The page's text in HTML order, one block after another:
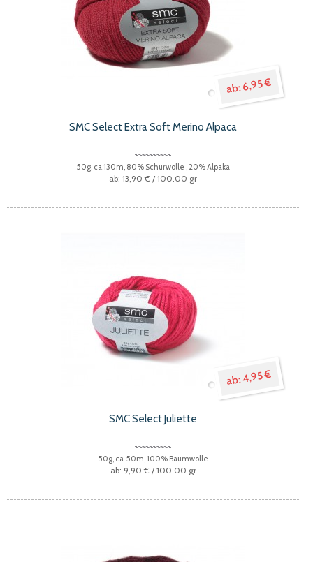
6,95 €
SMC Select Extra Soft Merino Alpaca
50g, ca.130m, 80% Schurwolle , 20% Alpaka
13,90 € / 100.00 gr
4,95 €
SMC Select Juliette
50g, ca. 50m, 100% Baumwolle
9,90 € / 100.00 gr